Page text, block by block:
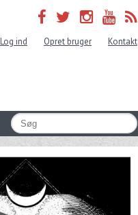
Log ind Opret bruger Kontakt